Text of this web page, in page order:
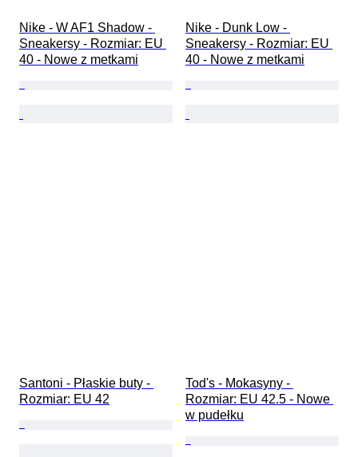
Nike - W AF1 Shadow -
Sneakersy - Rozmiar: EU
40 - Nowe z metkami
Nike - Dunk Low -
Sneakersy - Rozmiar: EU
40 - Nowe z metkami
Santoni - Płaskie buty -
Rozmiar: EU 42
Tod's - Mokasyny -
Rozmiar: EU 42.5 - Nowe
w pudełku